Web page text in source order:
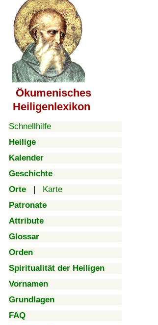
Ökumenisches
Heiligenlexikon
Schnellhilfe
Heilige
Kalender
Geschichte
Orte | Karte
Patronate
Attribute
Glossar
Orden
Spiritualität der Heiligen
Vornamen
Grundlagen
FAQ